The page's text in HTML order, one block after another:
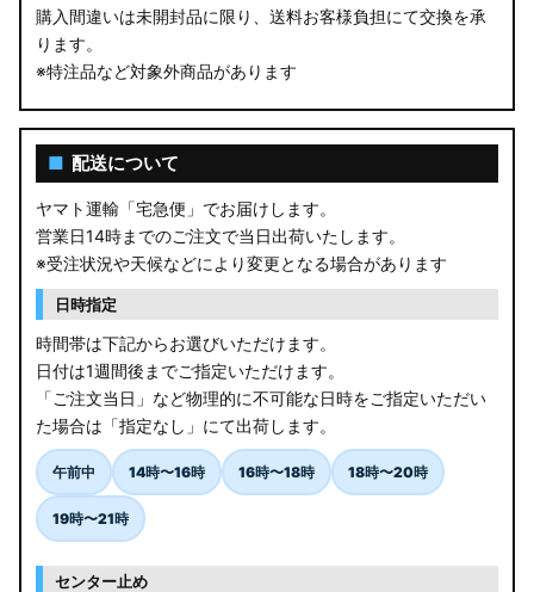
購入間違いは未開封品に限り、送料お客様負担にて交換を承
ります。
※特注品など対象外商品があります
■ 配送について
ヤマト運輸「宅急便」でお届けします。
営業日14時までのご注文で当日出荷いたします。
※受注状況や天候などにより変更となる場合があります
日時指定
時間帯は下記からお選びいただけます。
日付は1週間後までご指定いただけます。
「ご注文当日」など物理的に不可能な日時をご指定いただい
た場合は「指定なし」にて出荷します。
午前中 14時〜16時 16時〜18時 18時〜20時
19時〜21時
センター止め